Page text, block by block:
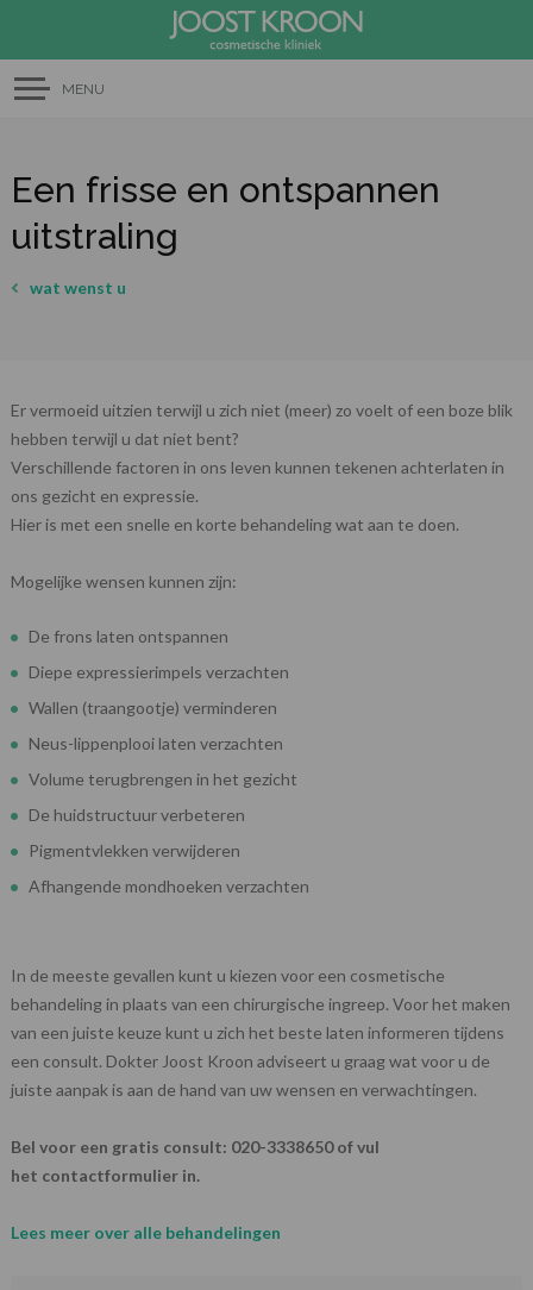
MENU
Een frisse en ontspannen
uitstraling
wat wenst u
Er vermoeid uitzien terwijl u zich niet (meer) zo voelt of een boze blik
hebben terwijl u dat niet bent?
Verschillende factoren in ons leven kunnen tekenen achterlaten in
ons gezicht en expressie.
Hier is met een snelle en korte behandeling wat aan te doen.
Mogelijke wensen kunnen zijn:
De frons laten ontspannen
Diepe expressierimpels verzachten
Wallen (traangootje) verminderen
Neus-lippenplooi laten verzachten
Volume terugbrengen in het gezicht
De huidstructuur verbeteren
Pigmentvlekken verwijderen
Afhangende mondhoeken verzachten
In de meeste gevallen kunt u kiezen voor een cosmetische
behandeling in plaats van een chirurgische ingreep. Voor het maken
van een juiste keuze kunt u zich het beste laten informeren tijdens
een consult. Dokter Joost Kroon adviseert u graag wat voor u de
juiste aanpak is aan de hand van uw wensen en verwachtingen.
Bel voor een gratis consult: 020-3338650 of vul
het contactformulier in.
Lees meer over alle behandelingen